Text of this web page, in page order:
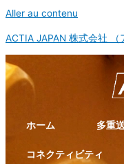
Aller au contenu
ACTIA JAPAN 株式会社 （
ホーム 多重
コネクティビティ